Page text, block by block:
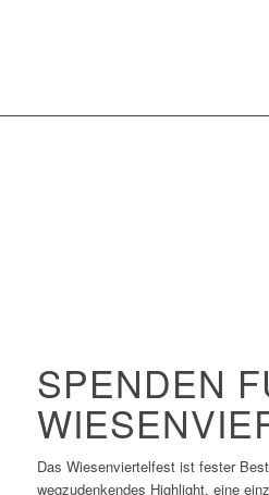
SPENDEN
Das Wiesenviertelfest ist fester
wegzudenkendes Highlight, eine